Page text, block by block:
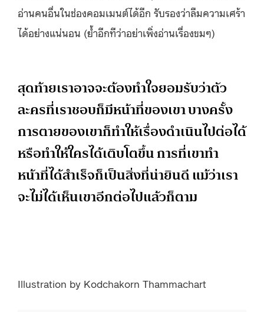
อ่านคนอื่นในช่องคอมเมนต์ได้อีก รับรองว่าลืมความเศร้า
ได้อย่างแน่นอน (ย้ำอีกทีว่าอย่าเพิ่งอ่านเรื่องขมๆ)
สุดท้ายเราอาจจะต้องทำใจยอมรับว่าตัว
ละครที่เราชอบก็มีหน้าที่ของเขา บางครั้ง
การตายของเขาก็ทำให้เรื่องดำเนินไปต่อได้
หรือทำให้ใครได้เติบโตขึ้น การที่เขาทำ
หน้าที่ได้สำเร็จก็เป็นสิ่งที่น่ายินดี แม้ว่าเรา
จะไม่ได้เห็นเขาอีกต่อไปแล้วก็ตาม
Illustration by Kodchakorn Thammachart